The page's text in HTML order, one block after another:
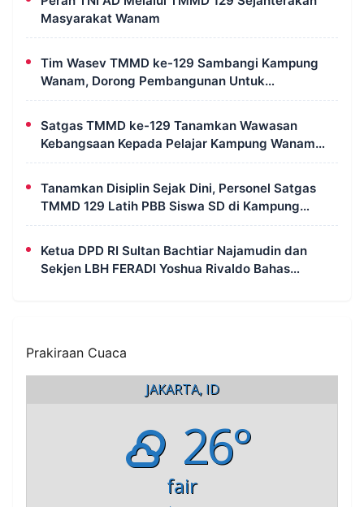
Masyarakat Wanam
Tim Wasev TMMD ke-129 Sambangi Kampung
Wanam, Dorong Pembangunan Untuk
Kesejahteraan Masyarakat
Satgas TMMD ke-129 Tanamkan Wawasan
Kebangsaan Kepada Pelajar Kampung Wanam
Merauke
Tanamkan Disiplin Sejak Dini, Personel Satgas
TMMD 129 Latih PBB Siswa SD di Kampung
Wanam
Ketua DPD RI Sultan Bachtiar Najamudin dan
Sekjen LBH FERADI Yoshua Rivaldo Bahas
Prakiraan Cuaca
JAKARTA, ID
26°
fair